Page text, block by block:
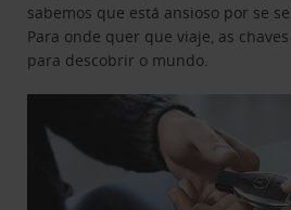
sabemos que está ansioso por se
Para onde quer que viaje, as
para descobrir o mundo.